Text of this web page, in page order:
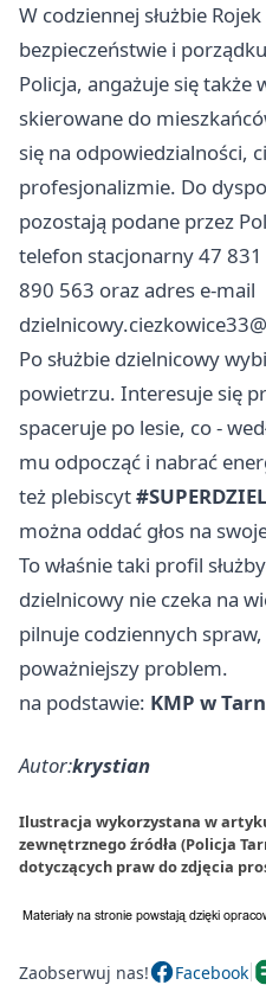
W codziennej służbie
bezpieczeństwie i
Policja, angażuje się także
skierowane do
się na odpowiedzialności,
profesjonalizmie. Do
pozostają podane przez
telefon stacjonarny 47
890 563 oraz adres e-mail
Po służbie dzielnicowy
powietrzu. Interesuje się
spaceruje po lesie, co -
mu odpocząć i nabrać
też plebiscyt
można oddać głos na
To właśnie taki profil
dzielnicowy nie czeka na
pilnuje codziennych
poważniejszy problem.
na podstawie: KMP w
Autor:krystian
Ilustracja wykorzystana w
zewnętrznego źródła (Policja
dotyczących praw do zdjęcia
Zaobserwuj nas! Facebook